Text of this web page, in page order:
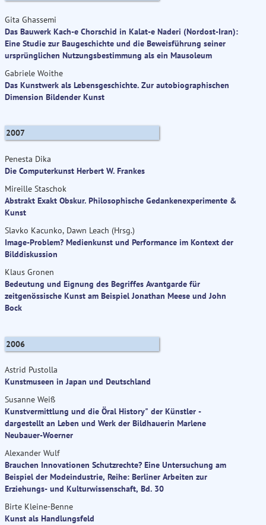
Gita Ghassemi
Das Bauwerk Kach-e Chorschid in Kalat-e Naderi (Nordost-Iran):
Eine Studie zur Baugeschichte und die Beweisführung seiner
ursprünglichen Nutzungsbestimmung als ein Mausoleum
Gabriele Woithe
Das Kunstwerk als Lebensgeschichte. Zur autobiographischen
Dimension Bildender Kunst
2007
Penesta Dika
Die Computerkunst Herbert W. Frankes
Mireille Staschok
Abstrakt Exakt Obskur. Philosophische Gedankenexperimente &
Kunst
Slavko Kacunko, Dawn Leach (Hrsg.)
Image-Problem? Medienkunst und Performance im Kontext der
Bilddiskussion
Klaus Gronen
Bedeutung und Eignung des Begriffes Avantgarde für
zeitgenössische Kunst am Beispiel Jonathan Meese und John
Bock
2006
Astrid Pustolla
Kunstmuseen in Japan und Deutschland
Susanne Weiß
Kunstvermittlung und die Öral History" der Künstler -
dargestellt an Leben und Werk der Bildhauerin Marlene
Neubauer-Woerner
Alexander Wulf
Brauchen Innovationen Schutzrechte? Eine Untersuchung am
Beispiel der Modeindustrie, Reihe: Berliner Arbeiten zur
Erziehungs- und Kulturwissenschaft, Bd. 30
Birte Kleine-Benne
Kunst als Handlungsfeld